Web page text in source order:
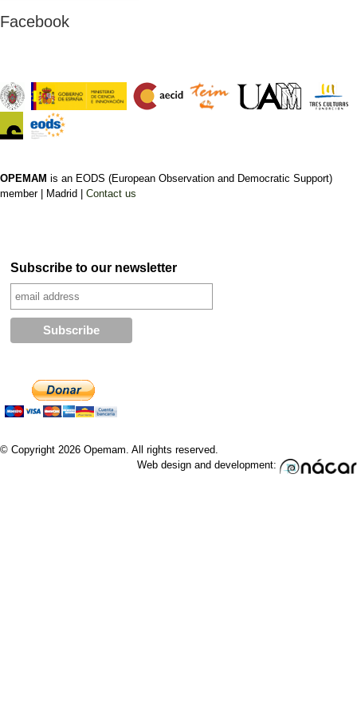
Facebook
OPEMAM is an EODS (European Observation and Democratic Support)
member | Madrid | Contact us
Subscribe to our newsletter
© Copyright 2026 Opemam. All rights reserved.
Web design and development: